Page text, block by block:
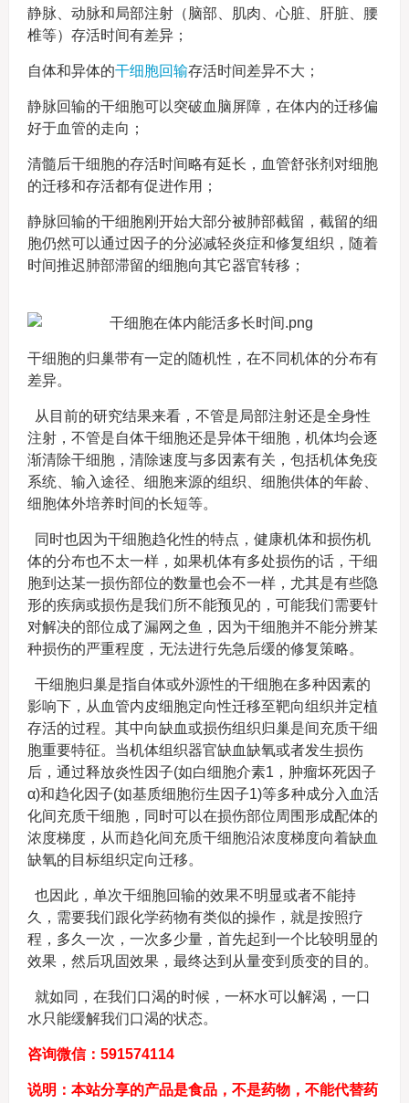
静脉、动脉和局部注射（脑部、肌肉、心脏、肝脏、腰
椎等）存活时间有差异；
自体和异体的干细胞回输存活时间差异不大；
静脉回输的干细胞可以突破血脑屏障，在体内的迁移偏
好于血管的走向；
清髓后干细胞的存活时间略有延长，血管舒张剂对细胞
的迁移和存活都有促进作用；
静脉回输的干细胞刚开始大部分被肺部截留，截留的细
胞仍然可以通过因子的分泌减轻炎症和修复组织，随着
时间推迟肺部滞留的细胞向其它器官转移；
干细胞的归巢带有一定的随机性，在不同机体的分布有
差异。
从目前的研究结果来看，不管是局部注射还是全身性
注射，不管是自体干细胞还是异体干细胞，机体均会逐
渐清除干细胞，清除速度与多因素有关，包括机体免疫
系统、输入途径、细胞来源的组织、细胞供体的年龄、
细胞体外培养时间的长短等。
同时也因为干细胞趋化性的特点，健康机体和损伤机
体的分布也不太一样，如果机体有多处损伤的话，干细
胞到达某一损伤部位的数量也会不一样，尤其是有些隐
形的疾病或损伤是我们所不能预见的，可能我们需要针
对解决的部位成了漏网之鱼，因为干细胞并不能分辨某
种损伤的严重程度，无法进行先急后缓的修复策略。
干细胞归巢是指自体或外源性的干细胞在多种因素的
影响下，从血管内皮细胞定向性迁移至靶向组织并定植
存活的过程。其中向缺血或损伤组织归巢是间充质干细
胞重要特征。当机体组织器官缺血缺氧或者发生损伤
后，通过释放炎性因子(如白细胞介素1，肿瘤坏死因子
α)和趋化因子(如基质细胞衍生因子1)等多种成分入血活
化间充质干细胞，同时可以在损伤部位周围形成配体的
浓度梯度，从而趋化间充质干细胞沿浓度梯度向着缺血
缺氧的目标组织定向迁移。
也因此，单次干细胞回输的效果不明显或者不能持
久，需要我们跟化学药物有类似的操作，就是按照疗
程，多久一次，一次多少量，首先起到一个比较明显的
效果，然后巩固效果，最终达到从量变到质变的目的。
就如同，在我们口渴的时候，一杯水可以解渴，一口
水只能缓解我们口渴的状态。
咨询微信：591574114
说明：本站分享的产品是食品，不是药物，不能代替药